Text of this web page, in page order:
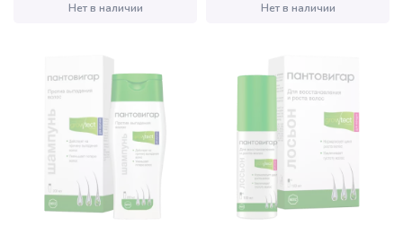
Нет в наличии Нет в наличии